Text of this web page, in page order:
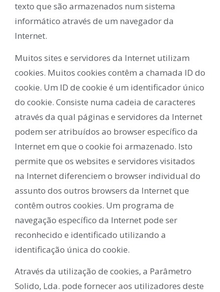
texto que são armazenados num sistema
informático através de um navegador da
Internet.
Muitos sites e servidores da Internet utilizam
cookies. Muitos cookies contêm a chamada ID do
cookie. Um ID de cookie é um identificador único
do cookie. Consiste numa cadeia de caracteres
através da qual páginas e servidores da Internet
podem ser atribuídos ao browser específico da
Internet em que o cookie foi armazenado. Isto
permite que os websites e servidores visitados
na Internet diferenciem o browser individual do
assunto dos outros browsers da Internet que
contêm outros cookies. Um programa de
navegação específico da Internet pode ser
reconhecido e identificado utilizando a
identificação única do cookie.
Através da utilização de cookies, a Parâmetro
Solido, Lda. pode fornecer aos utilizadores deste